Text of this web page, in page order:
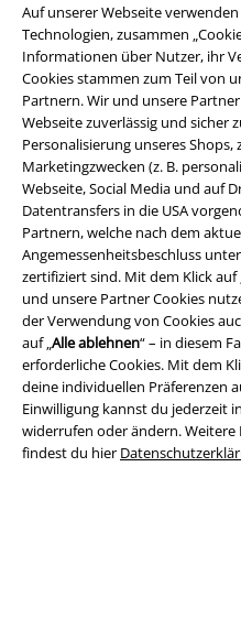
Auf unserer Webseite
Technologien, zusammen
Informationen über Nutzer, ihr
Cookies stammen zum Teil von
Partnern. Wir und unsere
Webseite zuverlässig und sicher
Personalisierung unseres Shops,
Marketingzwecken (z. B.
Webseite, Social Media und auf
Datentransfers in die USA
Partnern, welche nach dem
Angemessenheitsbeschluss
zertifiziert sind. Mit dem Klick auf
und unsere Partner Cookies
der Verwendung von Cookies
auf „Alle ablehnen“ – in diesem
erforderliche Cookies. Mit dem
deine individuellen Präferenzen
Einwilligung kannst du jederzeit
widerrufen oder ändern.
findest du hier
Rechtliches
AGB
Impressum
Datenschutz